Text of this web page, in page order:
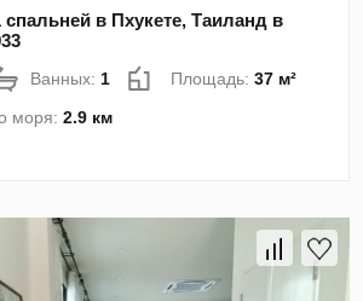
в Пхукете, Таиланд в
Ванных: 1 Площадь:37 м²
моря:2.9 км